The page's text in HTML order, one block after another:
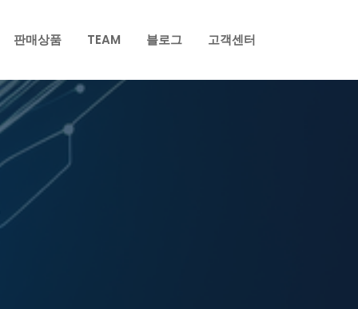
판매상품 TEAM 블로그 고객센터